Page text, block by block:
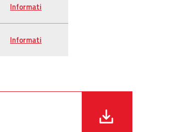
Informati
Informati